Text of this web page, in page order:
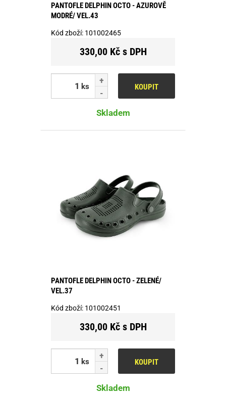
PANTOFLE DELPHIN OCTO - AZUROVĚ
MODRÉ/ VEL.43
Kód zboží: 101002465
330,00 Kč s DPH
ks KOUPIT
Skladem
PANTOFLE DELPHIN OCTO - ZELENÉ/
VEL.37
Kód zboží: 101002451
330,00 Kč s DPH
ks KOUPIT
Skladem